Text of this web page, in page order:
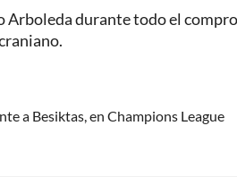
durante todo el
a Besiktas, en Champions League